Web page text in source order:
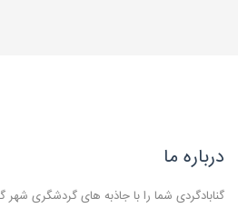
درباره ما
گنابادگردی شما را با جاذبه های گردشگری شهر